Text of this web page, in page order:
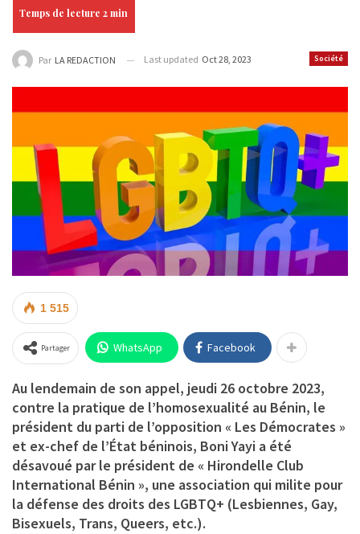
Société
Par LA REDACTION Last updated Oct 28, 2023
1 515
Partager WhatsApp Facebook
Au lendemain de son appel, jeudi 26 octobre 2023,
contre la pratique de l’homosexualité au Bénin, le
président du parti de l’opposition « Les Démocrates »
et ex-chef de l’État béninois, Boni Yayi a été
désavoué par le président de « Hirondelle Club
International Bénin », une association qui milite pour
la défense des droits des LGBTQ+ (Lesbiennes, Gay,
Bisexuels, Trans, Queers, etc.).